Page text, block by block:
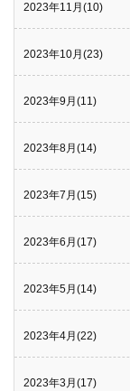
2023年11月(10)
2023年10月(23)
2023年9月(11)
2023年8月(14)
2023年7月(15)
2023年6月(17)
2023年5月(14)
2023年4月(22)
2023年3月(17)